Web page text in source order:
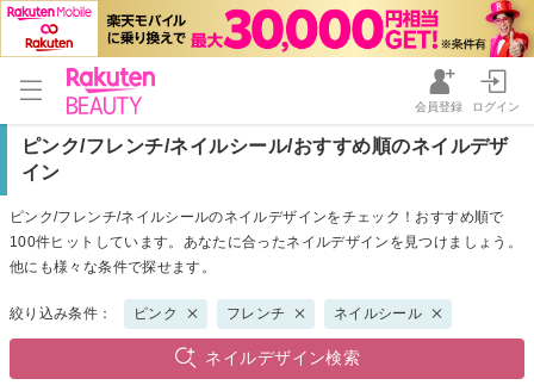
会員登録 ログイン
ピンク/フレンチ/ネイルシール/おすすめ順のネイルデザ
イン
ピンク/フレンチ/ネイルシールのネイルデザインをチェック！おすすめ順で
100件ヒットしています。あなたに合ったネイルデザインを見つけましょう。
他にも様々な条件で探せます。
絞り込み条件： ピンク フレンチ ネイルシール
ネイルデザイン検索